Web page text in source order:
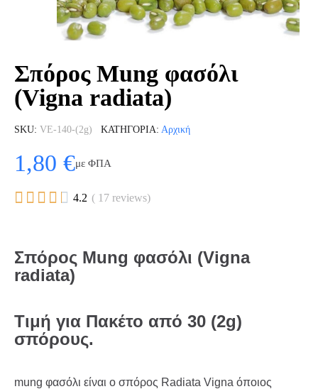
Σπόρος Mung φασόλι
(Vigna radiata)
SKU VE-140-(2g) ΚΑΤΗΓΟΡΊΑ Αρχική
1,80 €με ΦΠΑ
     4.2 ( 17 reviews)
Σπόρος Mung φασόλι (Vigna
radiata)
Τιμή για Πακέτο από 30 (2g)
σπόρους.
mung φασόλι είναι ο σπόρος Radiata Vigna όποιος